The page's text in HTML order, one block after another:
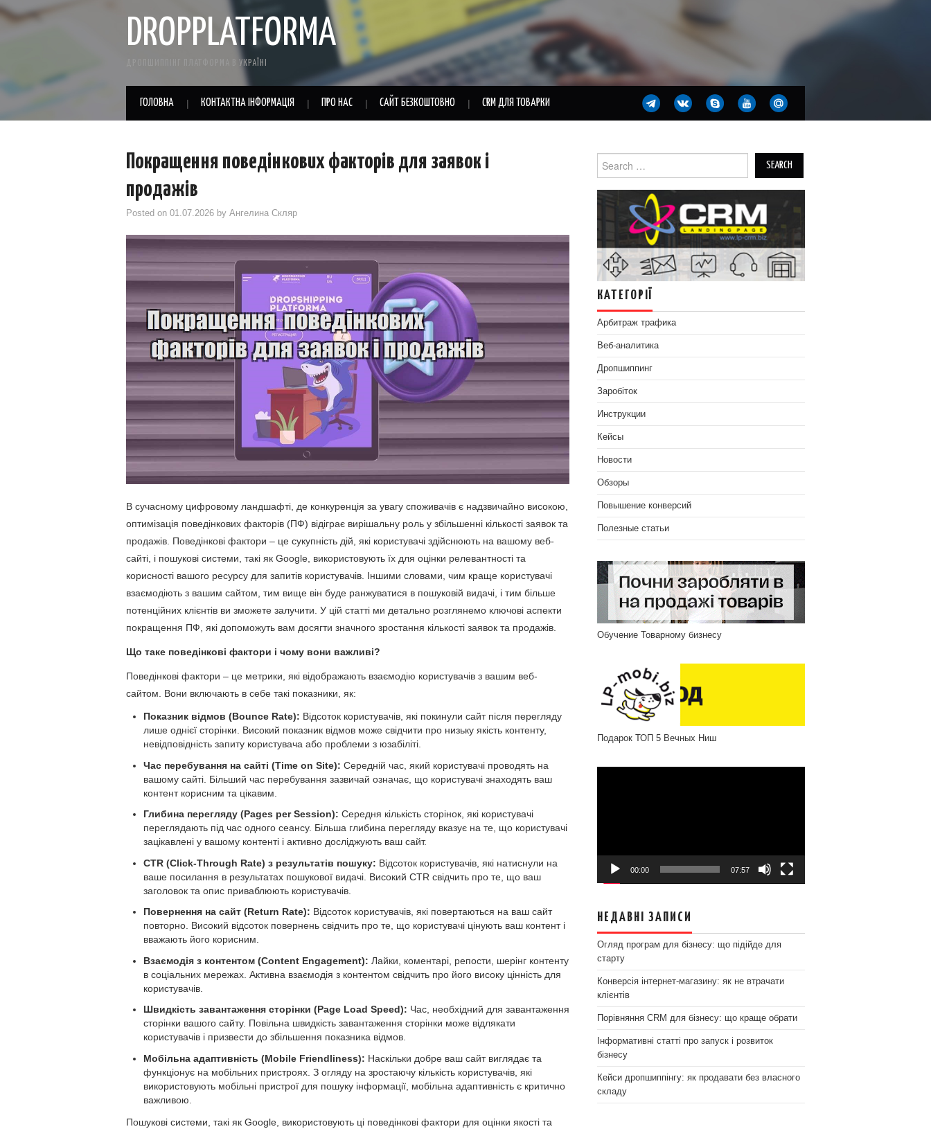
DROPPLATFORMA
ДРОПШИППІНГ ПЛАТФОРМА В УКРАЇНІ
ГОЛОВНА КОНТАКТНА ІНФОРМАЦІЯ ПРО НАС САЙТ БЕЗКОШТОВНО CRM ДЛЯ ТОВАРКИ
Покращення поведінкових факторів для заявок і
продажів
Posted on 01.07.2026 by Ангелина Скляр
В сучасному цифровому ландшафті, де конкуренція за увагу споживачів є надзвичайно високою,
оптимізація поведінкових факторів (ПФ) відіграє вирішальну роль у збільшенні кількості заявок та
продажів. Поведінкові фактори – це сукупність дій, які користувачі здійснюють на вашому веб-
сайті, і пошукові системи, такі як Google, використовують їх для оцінки релевантності та
корисності вашого ресурсу для запитів користувачів. Іншими словами, чим краще користувачі
взаємодіють з вашим сайтом, тим вище він буде ранжуватися в пошуковій видачі, і тим більше
потенційних клієнтів ви зможете залучити. У цій статті ми детально розглянемо ключові аспекти
покращення ПФ, які допоможуть вам досягти значного зростання кількості заявок та продажів.
Що таке поведінкові фактори і чому вони важливі?
Поведінкові фактори – це метрики, які відображають взаємодію користувачів з вашим веб-
сайтом. Вони включають в себе такі показники, як:
Показник відмов (Bounce Rate): Відсоток користувачів, які покинули сайт після перегляду
лише однієї сторінки. Високий показник відмов може свідчити про низьку якість контенту,
невідповідність запиту користувача або проблеми з юзабіліті.
Час перебування на сайті (Time on Site): Середній час, який користувачі проводять на
вашому сайті. Більший час перебування зазвичай означає, що користувачі знаходять ваш
контент корисним та цікавим.
Глибина перегляду (Pages per Session): Середня кількість сторінок, які користувачі
переглядають під час одного сеансу. Більша глибина перегляду вказує на те, що користувачі
зацікавлені у вашому контенті і активно досліджують ваш сайт.
CTR (Click-Through Rate) з результатів пошуку: Відсоток користувачів, які натиснули на
ваше посилання в результатах пошукової видачі. Високий CTR свідчить про те, що ваш
заголовок та опис приваблюють користувачів.
Повернення на сайт (Return Rate): Відсоток користувачів, які повертаються на ваш сайт
повторно. Високий відсоток повернень свідчить про те, що користувачі цінують ваш контент і
вважають його корисним.
Взаємодія з контентом (Content Engagement): Лайки, коментарі, репости, шерінг контенту
в соціальних мережах. Активна взаємодія з контентом свідчить про його високу цінність для
користувачів.
Швидкість завантаження сторінки (Page Load Speed): Час, необхідний для завантаження
сторінки вашого сайту. Повільна швидкість завантаження сторінки може відлякати
користувачів і призвести до збільшення показника відмов.
Мобільна адаптивність (Mobile Friendliness): Наскільки добре ваш сайт виглядає та
функціонує на мобільних пристроях. З огляду на зростаючу кількість користувачів, які
використовують мобільні пристрої для пошуку інформації, мобільна адаптивність є критично
важливою.
Пошукові системи, такі як Google, використовують ці поведінкові фактори для оцінки якості та
for:
КАТЕГОРІЇ
Арбитраж трафика
Веб-аналитика
Дропшиппинг
Заробіток
Инструкции
Кейсы
Новости
Обзоры
Повышение конверсий
Полезные статьи
Обучение Товарному бизнесу
Подарок ТОП 5 Вечных Ниш
00:00 07:57
НЕДАВНІ ЗАПИСИ
Огляд програм для бізнесу: що підійде для
старту
Конверсія інтернет-магазину: як не втрачати
клієнтів
Порівняння CRM для бізнесу: що краще обрати
Інформативні статті про запуск і розвиток
бізнесу
Кейси дропшиппінгу: як продавати без власного
складу